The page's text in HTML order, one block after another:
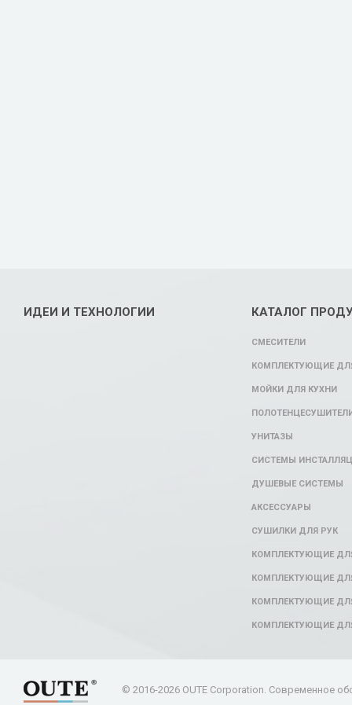
ИДЕИ И ТЕХНОЛОГИИ КАТАЛОГ
СМЕСИТЕЛИ
КОМПЛЕКТУЮЩИЕ
МОЙКИ ДЛЯ КУХНИ
УНИТАЗЫ
СИСТЕМЫ
ДУШЕВЫЕ СИСТЕМЫ
АКСЕССУАРЫ
СУШИЛКИ ДЛЯ РУК
КОМПЛЕКТУЮЩИЕ
КОМПЛЕКТУЮЩИЕ
КОМПЛЕКТУЮЩИЕ
КОМПЛЕКТУЮЩИЕ
© 2016-2026 OUTE Corporation. Современное